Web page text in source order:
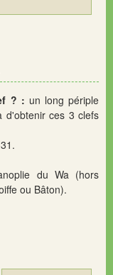
? : un long périple
d'obtenir ces 3 clefs
du Wa (hors
ou Bâton).